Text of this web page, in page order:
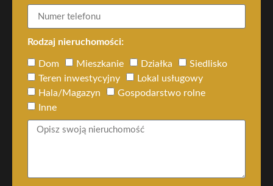
Rodzaj nieruchomości:
Dom Mieszkanie Działka
Siedlisko
Teren inwestycyjny
Lokal usługowy
Hala/Magazyn
Gospodarstwo rolne
Inne